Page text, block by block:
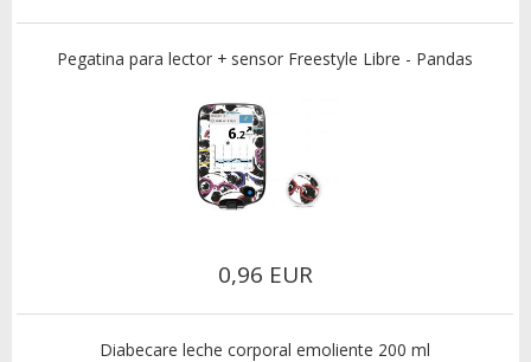
Pegatina para lector + sensor Freestyle Libre - Pandas
0,96 EUR
Diabecare leche corporal emoliente 200 ml